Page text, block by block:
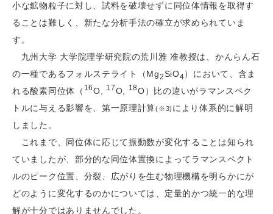
小な鉱物粒子に対し、試料を破壊せずに同位体情報を取得す
ることは難しく、新たな分析手法の確立が求められていま
す。
九州大学 大学院理学研究院の荒川雅 准教授は、かんらん石
の一種であるフォルステライト（Mg2SiO4）において、含ま
れる酸素同位体（ 16O, 17O, 18O）比の違いがラマンスペク
トルに与える影響を、第一原理計算(※3) により体系的に解明
しました。
これまで、同位体に応じて振動数が変化することは知られ
ていましたが、部分的な同位体置換によってラマンスペクト
ルのピーク位置、分裂、広がりを生む物理機構を明らかにが
どのように変化するのかについては、定量的かつ統一的な理
解が十分ではありませんでした。